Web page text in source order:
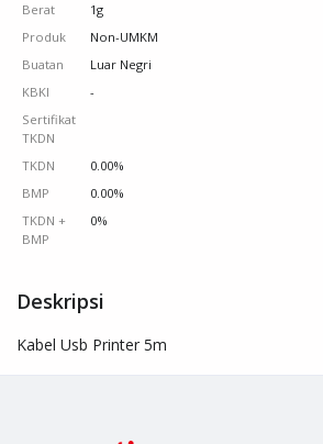
Berat
1g
Produk
Non-UMKM
Buatan
Luar Negri
KBKI
-
Sertifikat
TKDN
TKDN
0.00%
BMP
0.00%
TKDN +
BMP
0%
Deskripsi
Kabel Usb Printer 5m